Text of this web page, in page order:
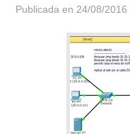
Publicada en 24/08/2016